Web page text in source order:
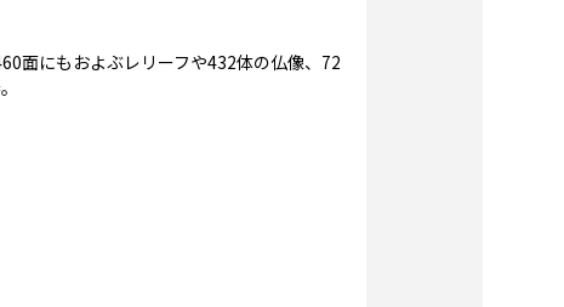
面にもおよぶレリーフや432体の仏像、72